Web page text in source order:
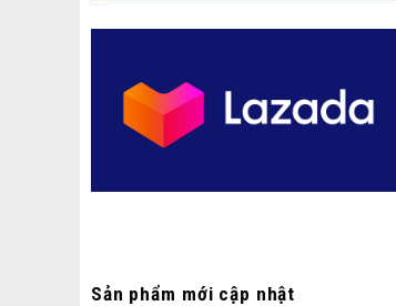
Sản phẩm mới cập nhật